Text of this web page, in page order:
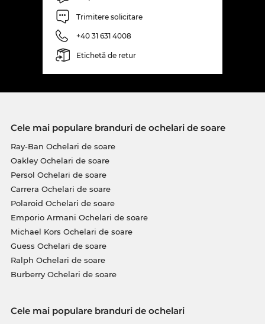
Trimitere solicitare
+40 31 631 4008
Etichetă de retur
Cele mai populare branduri de ochelari de soare
Ray-Ban Ochelari de soare
Oakley Ochelari de soare
Persol Ochelari de soare
Carrera Ochelari de soare
Polaroid Ochelari de soare
Emporio Armani Ochelari de soare
Michael Kors Ochelari de soare
Guess Ochelari de soare
Ralph Ochelari de soare
Burberry Ochelari de soare
Cele mai populare branduri de ochelari